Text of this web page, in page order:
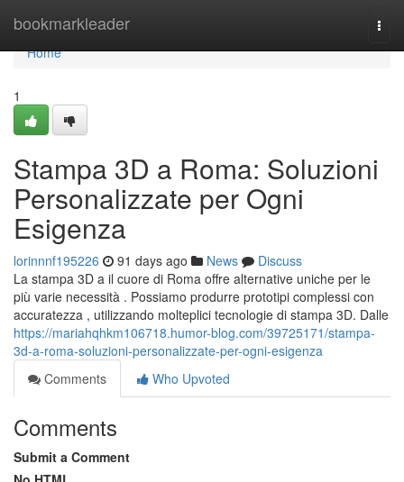
bookmarkleader
Home
Home
1
Stampa 3D a Roma: Soluzioni
Personalizzate per Ogni
Esigenza
lorinnnf195226 91 days ago News
Discuss
La stampa 3D a il cuore di Roma offre alternative uniche per le
più varie necessità . Possiamo produrre prototipi complessi con
accuratezza , utilizzando molteplici tecnologie di stampa 3D. Dalle
https://mariahqhkm106718.humor-blog.com/39725171/stampa-
3d-a-roma-soluzioni-personalizzate-per-ogni-esigenza
Comments
Who Upvoted
Comments
Submit a Comment